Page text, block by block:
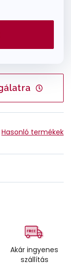
Hasonló termékek
Akár ingyenes
szállítás